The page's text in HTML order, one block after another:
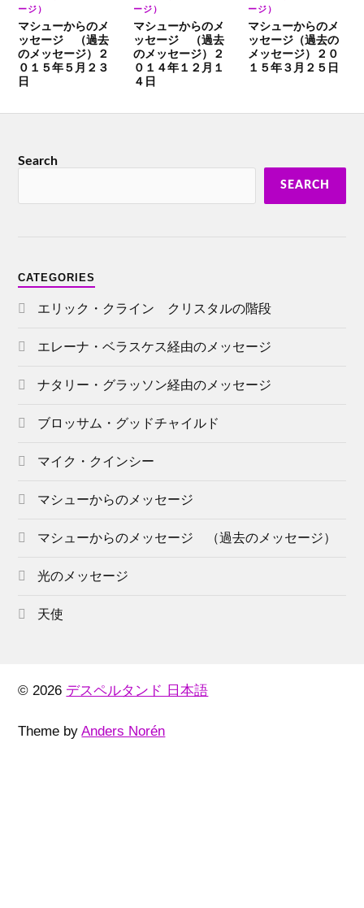
ージ）
マシューからのメ
ッセージ （過去
のメッセージ）２
０１５年５月２３
日
ージ）
マシューからのメ
ッセージ （過去
のメッセージ）２
０１４年１２月１
４日
ージ）
マシューからのメ
ッセージ（過去の
メッセージ）２０
１５年３月２５日
Search
SEARCH
CATEGORIES
エリック・クライン クリスタルの階段
エレーナ・ベラスケス経由のメッセージ
ナタリー・グラッソン経由のメッセージ
ブロッサム・グッドチャイルド
マイク・クインシー
マシューからのメッセージ
マシューからのメッセージ （過去のメッセージ）
光のメッセージ
天使
© 2026 デスペルタンド 日本語
Theme byAnders Norén